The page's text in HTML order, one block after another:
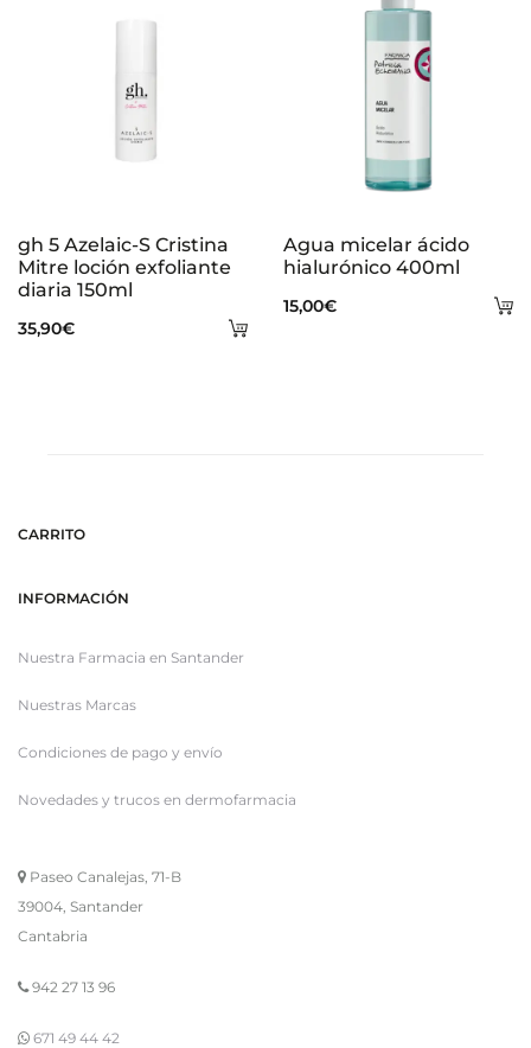
Añadir
gh 5 Azelaic-S Cristina
Mitre loción exfoliante
diaria 150ml
35,90€
Agua micelar ácido
hialurónico 400ml
15,00€
CARRITO
INFORMACIÓN
Nuestra Farmacia en Santander
Nuestras Marcas
Condiciones de pago y envío
Novedades y trucos en dermofarmacia
Paseo Canalejas, 71-B
39004, Santander
Cantabria
942 27 13 96
671 49 44 42